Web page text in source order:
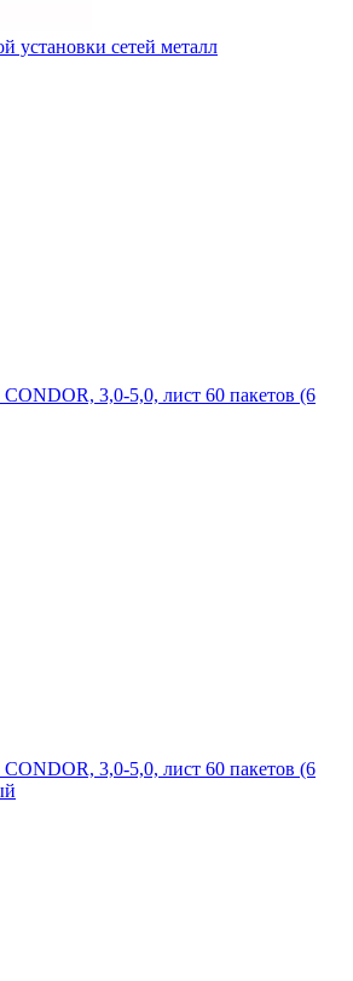
установки сетей металл
3,0-5,0, лист 60 пакетов (6
3,0-5,0, лист 60 пакетов (6